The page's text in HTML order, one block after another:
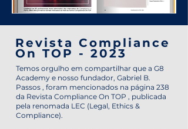
Revista Compliance
On TOP - 2023
Temos orgulho em compartilhar que a G8
Academy e nosso fundador, Gabriel B.
Passos , foram mencionados na página 238
da Revista Compliance On TOP , publicada
pela renomada LEC (Legal, Ethics &
Compliance).